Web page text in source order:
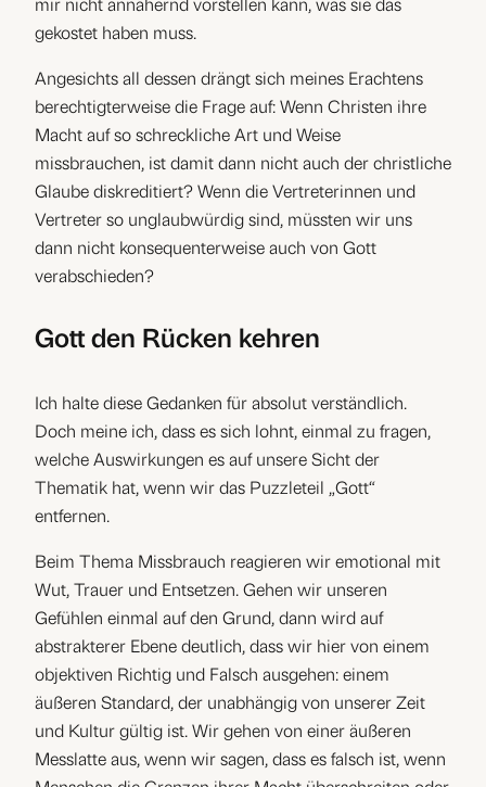
mir nicht annähernd vorstellen kann, was sie das
gekostet haben muss.
Angesichts all dessen drängt sich meines Erachtens
berechtigterweise die Frage auf: Wenn Christen ihre
Macht auf so schreckliche Art und Weise
missbrauchen, ist damit dann nicht auch der christliche
Glaube diskreditiert? Wenn die Vertreterinnen und
Vertreter so unglaubwürdig sind, müssten wir uns
dann nicht konsequenterweise auch von Gott
verabschieden?
Gott den Rücken kehren
Ich halte diese Gedanken für absolut verständlich.
Doch meine ich, dass es sich lohnt, einmal zu fragen,
welche Auswirkungen es auf unsere Sicht der
Thematik hat, wenn wir das Puzzleteil „Gott“
entfernen.
Beim Thema Missbrauch reagieren wir emotional mit
Wut, Trauer und Entsetzen. Gehen wir unseren
Gefühlen einmal auf den Grund, dann wird auf
abstrakterer Ebene deutlich, dass wir hier von einem
objektiven Richtig und Falsch ausgehen: einem
äußeren Standard, der unabhängig von unserer Zeit
und Kultur gültig ist. Wir gehen von einer äußeren
Messlatte aus, wenn wir sagen, dass es falsch ist, wenn